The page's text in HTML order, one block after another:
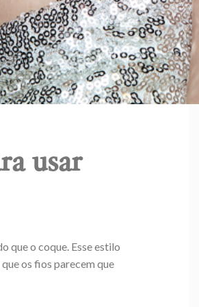
usar
que o coque. Esse estilo
os fios parecem que